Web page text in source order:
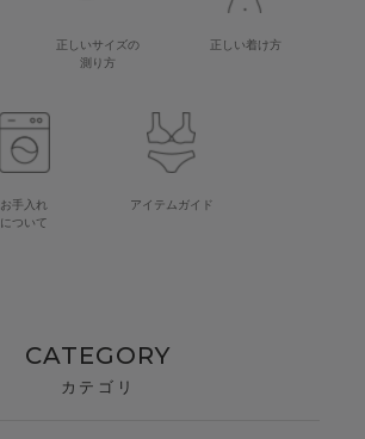
正しいサイズの
測り方
正しい着け方
お手入れ
について
アイテムガイド
CATEGORY
カテゴリ